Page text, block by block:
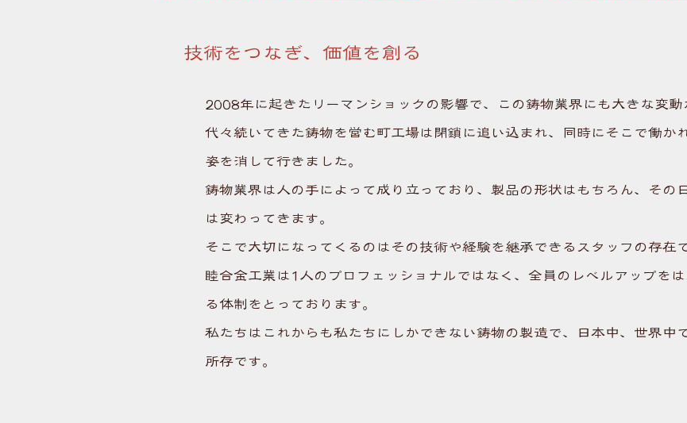
技術をつなぎ、価値を創る
2008年に起きたリーマンショックの影響で、この鋳物業界にも大きな変動
代々続いてきた鋳物を営む町工場は閉鎖に追い込まれ、同時にそこで働か
姿を消して行きました。
鋳物業界は人の手によって成り立っており、製品の形状はもちろん、その
は変わってきます。
そこで大切になってくるのはその技術や経験を継承できるスタッフの存在
睦合金工業は1人のプロフェッショナルではなく、全員のレベルアップを
る体制をとっております。
私たちはこれからも私たちにしかできない鋳物の製造で、日本中、世界中
所存です。